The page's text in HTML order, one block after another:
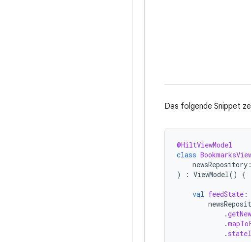
Das folgende Snippet
@HiltViewModel
class
newsRepository :
)
: ViewModel() {
val feedState :
.
.
.